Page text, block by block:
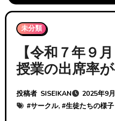
未分類
【令和７年９
授業の出席率が
投稿者 SISEIKAN
2025年9
#サークル, #生徒たちの様子